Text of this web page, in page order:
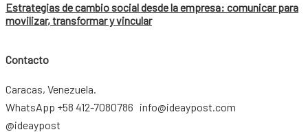
Estrategias de cambio social desde la empresa: comunicar para
movilizar, transformar y vincular
Contacto
Caracas, Venezuela.
WhatsApp +58 412-7080786 info@ideaypost.com
@ideaypost